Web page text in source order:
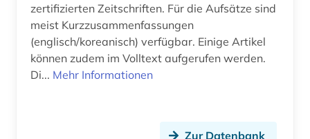
zertifizierten Zeitschriften. Für die Aufsätze sind
meist Kurzzusammenfassungen
(englisch/koreanisch) verfügbar. Einige Artikel
können zudem im Volltext aufgerufen werden.
Di... Mehr Informationen
Zur Datenbank